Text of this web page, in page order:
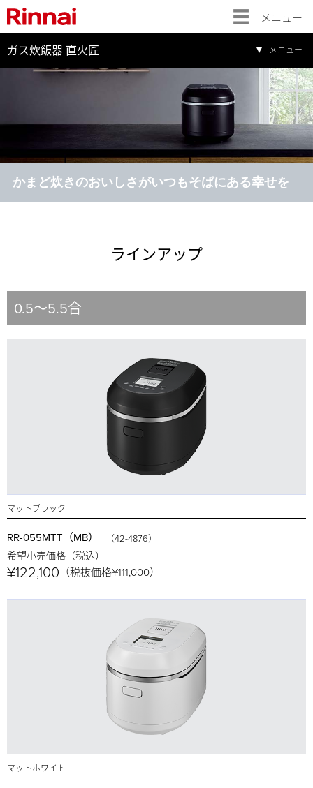
メニュー
ガス炊飯器 直火匠 メニュー
かまど炊きのおいしさがいつもそばにある幸せを
ラインアップ
0.5～5.5合
マットブラック
RR-055MTT（MB） （42-4876）
希望小売価格（税込）
¥122,100 （税抜価格¥111,000）
マットホワイト